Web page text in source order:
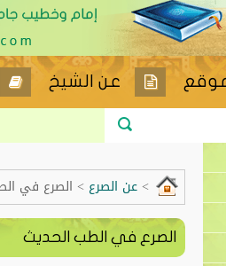
عن الشيخ
>عن الصرع > الصرع في
الصرع في الطب الحديث